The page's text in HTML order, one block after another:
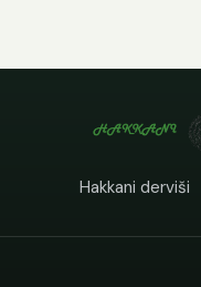
Hakkani derviši